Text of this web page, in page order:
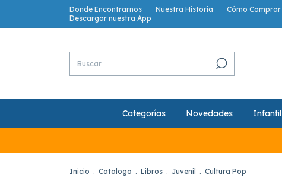
Donde Encontrarnos Nuestra Historia Cómo Comprar
Descargar nuestra App
Categorías Novedades Infantil
Inicio . Catalogo . Libros . Juvenil . Cultura Pop